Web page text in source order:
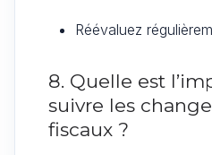
Réévaluez
8. Quelle est
suivre les
fiscaux ?